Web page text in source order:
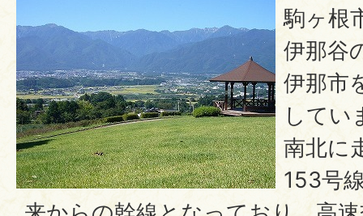
駒ヶ根
伊那谷
伊那市
してい
南北に
153号